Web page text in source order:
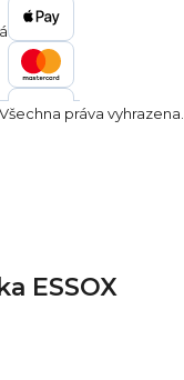
. Všechna práva vyhrazena.
ESSOX